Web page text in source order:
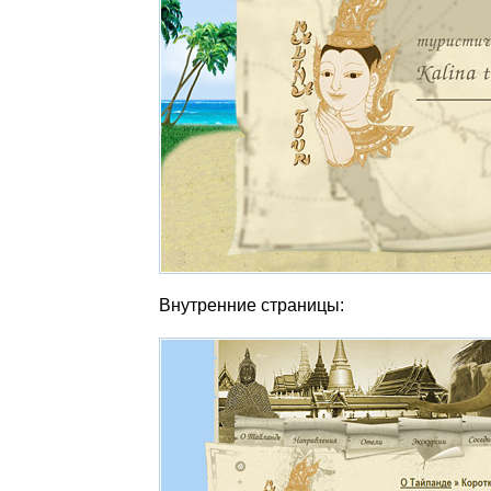
Внутренние страницы: